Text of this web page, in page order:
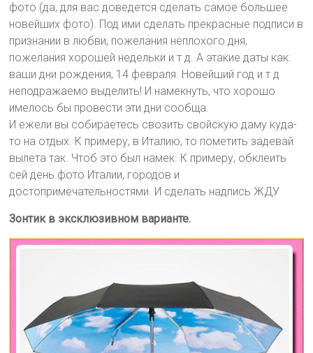
фото (да, для вас доведется сделать самое большее
новейших фото). Под ими сделать прекрасные подписи в
признании в любви, пожелания неплохого дня,
пожелания хорошей недельки и т д. А этакие даты как:
ваши дни рождения, 14 февраля. Новейший год и т д
неподражаемо выделить! И намекнуть, что хорошо
имелось бы провести эти дни сообща.
И ежели вы собираетесь свозить свойскую даму куда-
то на отдых. К примеру, в Италию, то пометить задевай
вылета так. Чтоб это был намек. К примеру, обклеить
сей день фото Италии, городов и
достопримечательностями. И сделать надпись ЖДУ
Зонтик в эксклюзивном варианте.